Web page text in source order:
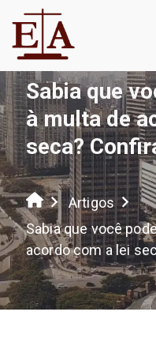
Sabia que
à multa de
seca?
Artigos
Sabia que você
acordo com a lei